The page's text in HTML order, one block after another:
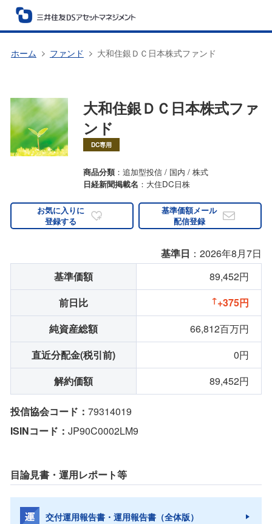
ホーム ファンド 大和住銀ＤＣ日本株式ファンド
大和住銀ＤＣ日本株式ファ
ンド
DC専用
商品分類：追加型投信 / 国内 / 株式
日経新聞掲載名 ：大住DC日株
お気に入りに
登録する
基準価額メール
配信登録
基準日 ：2026年8月7日
基準価額
89,452円
前日比
+375円
純資産総額
66,812百万円
直近分配金(税引前)
0円
解約価額
89,452円
投信協会コード： 79314019
ISINコード： JP90C0002LM9
目論見書・運用レポート等
交付運用報告書・運用報告書（全体版）